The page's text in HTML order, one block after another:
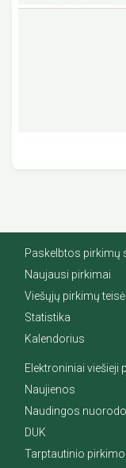
Paskelbtos pirkimų
Naujausi pirkimai
Viešųjų pirkimų
Statistika
Kalendorius
Elektroniniai viešieji
Naujienos
Naudingos
DUK
Tarptautinio